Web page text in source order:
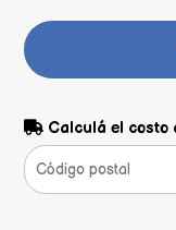
Calculá el costo